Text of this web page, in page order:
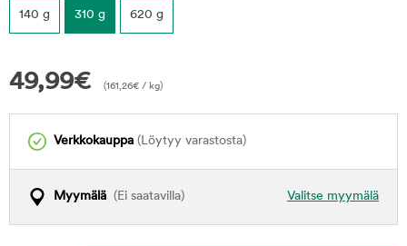
140 g 310 g 620 g
49,99€ (161,26€ / kg)
Verkkokauppa (Löytyy varastosta)
Valitse myymälä
Myymälä (Ei saatavilla)